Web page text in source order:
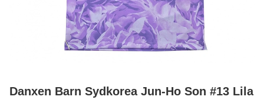
Danxen Barn Sydkorea Jun-Ho Son #13 Lila